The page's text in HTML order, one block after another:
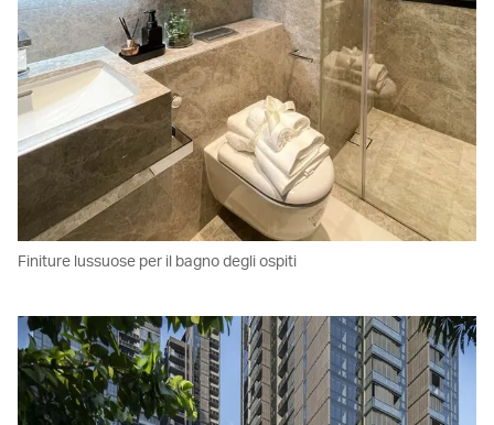
Finiture lussuose per il bagno degli ospiti